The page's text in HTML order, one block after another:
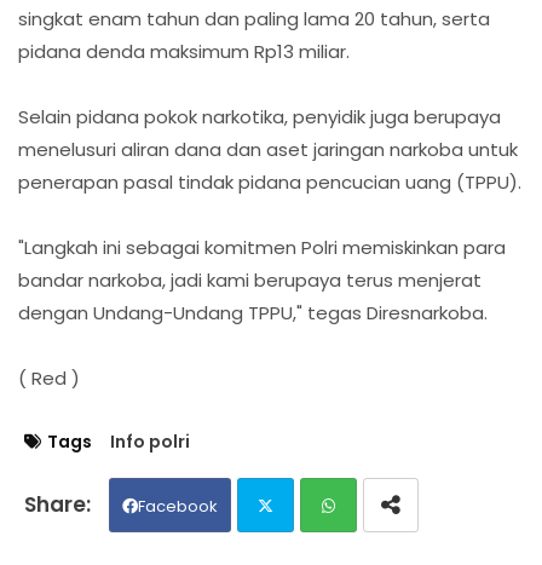
singkat enam tahun dan paling lama 20 tahun, serta
pidana denda maksimum Rp13 miliar.
Selain pidana pokok narkotika, penyidik juga berupaya
menelusuri aliran dana dan aset jaringan narkoba untuk
penerapan pasal tindak pidana pencucian uang (TPPU).
"Langkah ini sebagai komitmen Polri memiskinkan para
bandar narkoba, jadi kami berupaya terus menjerat
dengan Undang-Undang TPPU," tegas Diresnarkoba.
( Red )
Tags Info polri
Facebook